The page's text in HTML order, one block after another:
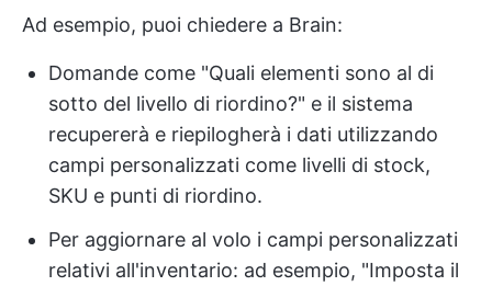
Ad esempio, puoi chiedere a Brain:
Domande come "Quali elementi sono al di
sotto del livello di riordino?" e il sistema
recupererà e riepilogherà i dati utilizzando
campi personalizzati come livelli di stock,
SKU e punti di riordino.
Per aggiornare al volo i campi personalizzati
relativi all'inventario: ad esempio, "Imposta il